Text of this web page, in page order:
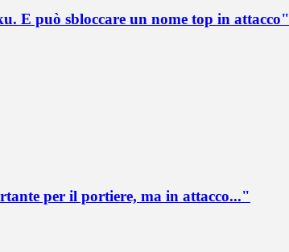
E può sbloccare un nome top in attacco"
per il portiere, ma in attacco..."